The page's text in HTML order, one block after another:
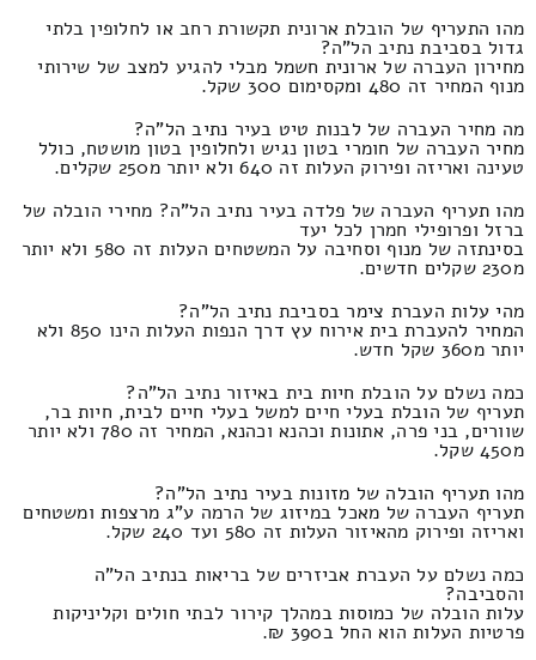
מהו התעריף של הובלת ארונית תקשורת רחב או לחלופין בלתי
גדול בסביבת נתיב הל"ה?
מחירון העברה של ארונית חשמל מבלי להגיע למצב של שירותי
מנוף המחיר זה 480 ומקסימום 300 שקל.
מה מחיר העברה של לבנות טיט בעיר נתיב הל"ה?
מחיר העברה של חומרי בטון נגיש ולחלופין בטון מושטח, כולל
טעינה ואריזה ופירוק העלות זה 640 ולא יותר מ250 שקלים.
מהו תעריף העברה של פלדה בעיר נתיב הל"ה? מחירי הובלה של
ברזל ופרופילי חמרן לכל יעד
בסינתזה של מנוף וסחיבה על המשטחים העלות זה 580 ולא יותר
מ230 שקלים חדשים.
מהי עלות העברת צימר בסביבת נתיב הל"ה?
המחיר להעברת בית אירוח עץ דרך הנפות העלות הינו 850 ולא
יותר מ360 שקל חדש.
כמה נשלם על הובלת חיות בית באיזור נתיב הל"ה?
תעריף של הובלת בעלי חיים למשל בעלי חיים לבית, חיות בר,
שוורים, בני פרה, אתונות וכהנא וכהנא, המחיר זה 780 ולא יותר
מ450 שקל.
מהו תעריף הובלה של מזונות בעיר נתיב הל"ה?
תעריף העברה של מאכל במיזוג של הרמה ע"ג מרצפות ומשטחים
ואריזה ופירוק מהאיזור העלות זה 580 ועד 240 שקל.
כמה נשלם על העברת אביזרים של בריאות בנתיב הל"ה
והסביבה?
עלות הובלה של כמוסות במהלך קירור לבתי חולים וקליניקות
פרטיות העלות הוא החל ב390 ₪.